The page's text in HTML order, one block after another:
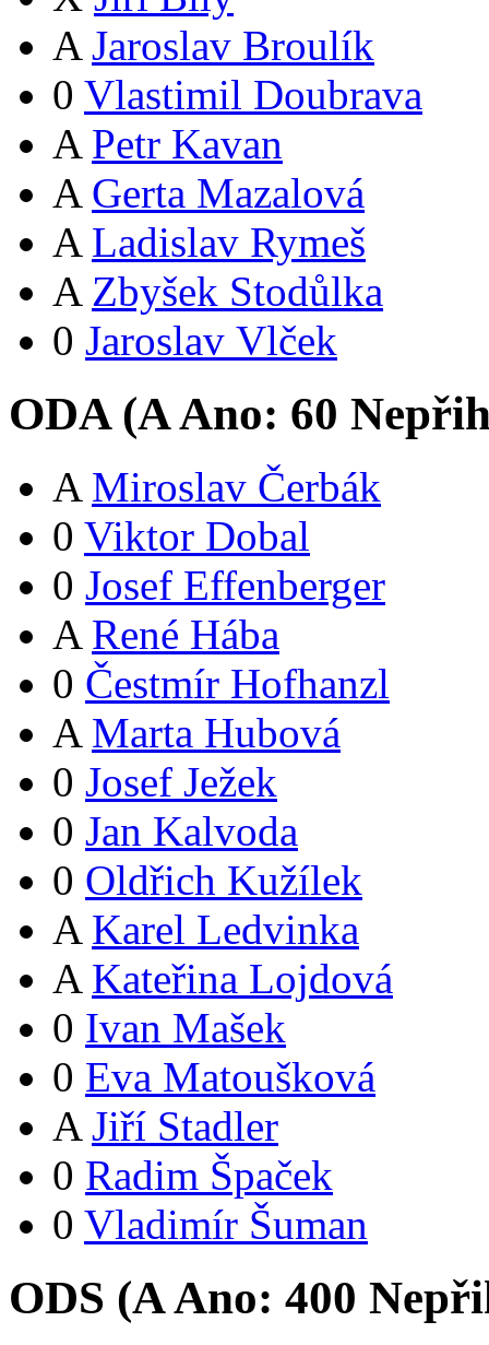
A Jaroslav Broulík
0 Vlastimil Doubrava
A Petr Kavan
A Gerta Mazalová
A Ladislav Rymeš
A Zbyšek Stodůlka
0 Jaroslav Vlček
ODA (AAno: 60
A Miroslav Čerbák
0 Viktor Dobal
0 Josef Effenberger
A René Hába
0 Čestmír Hofhanzl
A Marta Hubová
0 Josef Ježek
0 Jan Kalvoda
0 Oldřich Kužílek
A Karel Ledvinka
A Kateřina Lojdová
0 Ivan Mašek
0 Eva Matoušková
A Jiří Stadler
0 Radim Špaček
0 Vladimír Šuman
ODS (AAno: 400